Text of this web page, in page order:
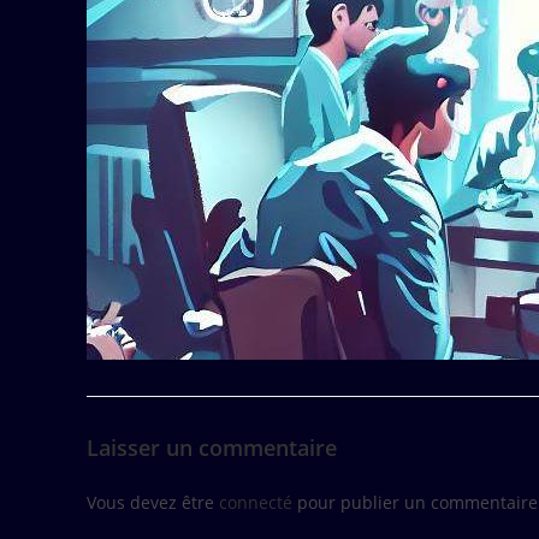
Laisser un commentaire
Vous devez être connecté pour publier un